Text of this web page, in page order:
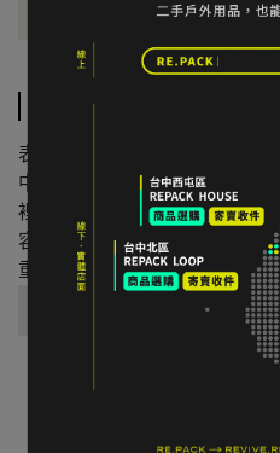
規格說明
表層：尼龍布料
中間：3mm加厚珍珠棉貼合鋁箔
裡層：銀色EVA
容量：10L
重量：250g